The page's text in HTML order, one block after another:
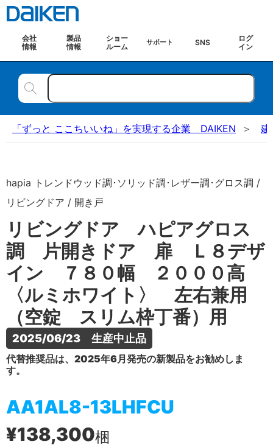
会社
情報
製品
情報
ショー
ルーム
サポート SNS
ログ
イン
「ずっと ここちいいね」を実現する企業 DAIKEN 建
hapia トレンドウッド調･ソリッド調･レザー調･グロス調 /
リビングドア / 開き戸
リビングドア ハピアグロス
調 片開きドア 扉 Ｌ８デザ
イン ７８０幅 ２０００高
〈ルミホワイト〉 左右兼用
（空錠 スリム枠丁番）用
2025/06/23　生産中止品
代替推奨品は、2025年6月発売の新製品をお勧めしま
す。
AA1AL8-13LHFCU
¥138,300梱